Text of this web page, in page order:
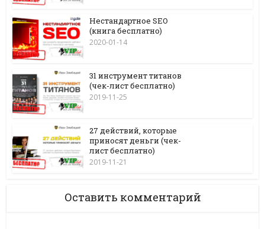
Нестандартное SEO
(книга бесплатно)
2020-01-14
31 инструмент титанов
(чек-лист бесплатно)
2019-11-25
27 действий, которые
приносят деньги (чек-
лист бесплатно)
2019-11-21
Оставить комментарий